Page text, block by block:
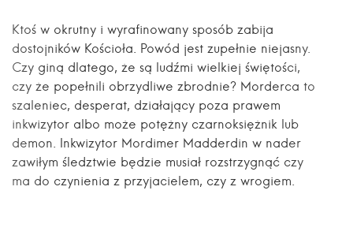
Ktoś w okrutny i wyrafinowany sposób zabija
dostojników Kościoła. Powód jest zupełnie niejasny.
Czy giną dlatego, że są ludźmi wielkiej świętości,
czy że popełnili obrzydliwe zbrodnie? Morderca to
szaleniec, desperat, działający poza prawem
inkwizytor albo może potężny czarnoksiężnik lub
demon. Inkwizytor Mordimer Madderdin w nader
zawiłym śledztwie będzie musiał rozstrzygnąć czy
ma do czynienia z przyjacielem, czy z wrogiem.